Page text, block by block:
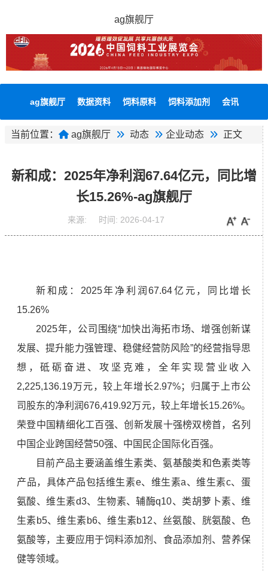
ag旗舰厅
ag旗舰厅 数据资料 饲料原料 饲料添加剂 会讯
当前位置： ag旗舰厅 动态 企业动态 正文
新和成：2025年净利润67.64亿元，同比增
长15.26%-ag旗舰厅
来源: 时间: 2026-04-17
新和成：2025年净利润67.64亿元，同比增长
15.26%
2025年，公司围绕“加快出海拓市场、增强创新谋
发展、提升能力强管理、稳健经营防风险”的经营指导思
想，砥砺奋进、攻坚克难，全年实现营业收入
2,225,136.19万元，较上年增长2.97%；归属于上市公
司股东的净利润676,419.92万元，较上年增长15.26%。
荣登中国精细化工百强、创新发展十强榜双榜首，名列
中国企业跨国经营50强、中国民企国际化百强。
目前产品主要涵盖维生素类、氨基酸类和色素类等
产品，具体产品包括维生素e、维生素a、维生素c、蛋
氨酸、维生素d3、生物素、辅酶q10、类胡萝卜素、维
生素b5、维生素b6、维生素b12、丝氨酸、胱氨酸、色
氨酸等，主要应用于饲料添加剂、食品添加剂、营养保
健等领域。